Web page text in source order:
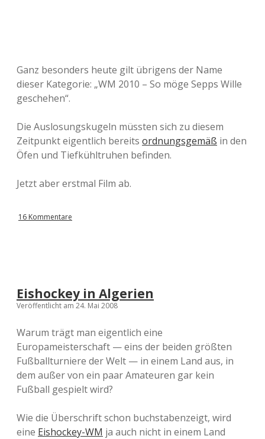
Ganz besonders heute gilt übrigens der Name
dieser Kategorie: „WM 2010 – So möge Sepps Wille
geschehen“.
Die Auslosungskugeln müssten sich zu diesem
Zeitpunkt eigentlich bereits ordnungsgemäß in den
Öfen und Tiefkühltruhen befinden.
Jetzt aber erstmal Film ab.
16 Kommentare
Eishockey in Algerien
Veröffentlicht am 24. Mai 2008
Warum trägt man eigentlich eine
Europameisterschaft — eins der beiden größten
Fußballturniere der Welt — in einem Land aus, in
dem außer von ein paar Amateuren gar kein
Fußball gespielt wird?
Wie die Überschrift schon buchstabenzeigt, wird
eine Eishockey-WM ja auch nicht in einem Land